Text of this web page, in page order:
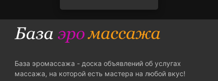
База эромассажа - доска объявлений об услугах
массажа, на которой есть мастера на любой вкус!